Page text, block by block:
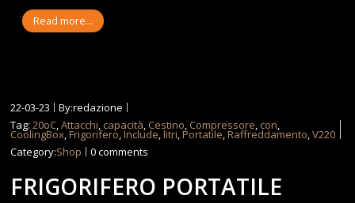
Read more...
22-03-23
By:redazione
Tag:20oC,Attacchi, capacità, Cestino, Compressore, con,
CoolingBox,Frigorifero,Include,litri,Portatile,Raffreddamento,V220
Category:Shop 0 comments
FRIGORIFERO PORTATILE